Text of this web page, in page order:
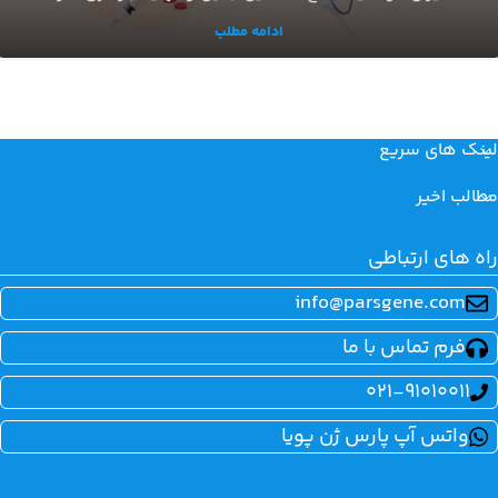
ادامه مطلب
لینک های سریع
مطالب اخیر
راه های ارتباطی
info@parsgene.com
فرم تماس با ما
021-91010011
واتس آپ پارس ژن پویا